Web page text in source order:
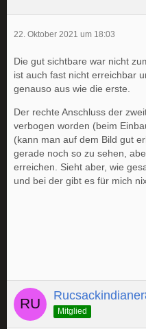
22. Oktober 2021 um 18:03
Die gut sichtbare war nicht
ist auch fast nicht erreichbar
genauso aus wie die erste.
Der rechte Anschluss der
verbogen worden (beim
(kann man auf dem Bild gut
gerade noch so zu sehen,
erreichen. Sieht aber, wie
und bei der gibt es für mich
Mitglied